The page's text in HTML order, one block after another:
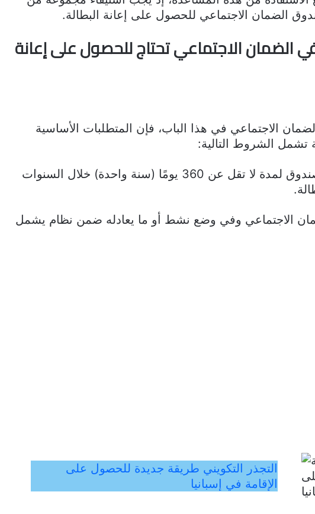
الضمان الاجتماعي للحصول على إعانة البطالة.
الضمان الاجتماعي تحتاج للحصول على إعانة
الاجتماعي في هذا الباب، فإن المتطلبات الأساسية
تشمل الشروط التالية:
العمل والاشتراك في الصندوق لمدة لا تقل عن 360 يومًا (سنة واحدة) خلال السنوات
الاجتماعي وفي وضع نشط أو ما يعادله ضمن نظام يشمل
التجذر التكويني طريقة جديدة للحصول على
الإقامة في إسبانيا